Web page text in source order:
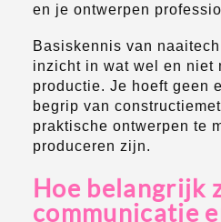
en je ontwerpen
Basiskennis van
inzicht in wat wel en niet
productie. Je hoeft geen
begrip van
praktische ontwerpen te
produceren zijn.
Hoe belangrijk
communicatie